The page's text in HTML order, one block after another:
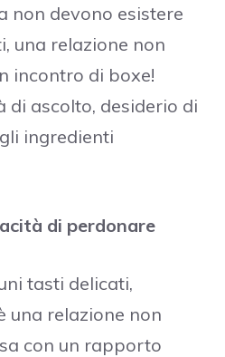
non devono esistere
una relazione non
incontro di boxe!
di ascolto, desiderio di
ingredienti
di perdonare
tasti delicati,
una relazione non
con un rapporto